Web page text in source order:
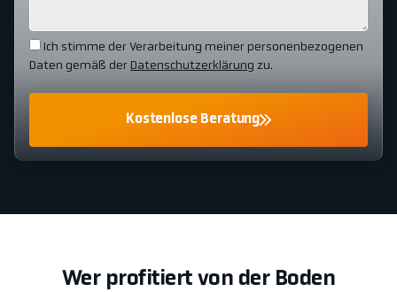
Ich stimme der Verarbeitung meiner personenbezogenen
Daten gemäß der Datenschutzerklärung zu.
Kostenlose Beratung
Wer profitiert von der Boden